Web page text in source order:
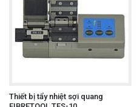
Thiết bị tẩy nhiệt sợi quang